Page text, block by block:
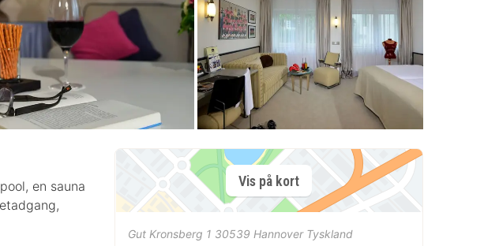
en sauna
Vis på kort
Gut Kronsberg 1 30539 Hannover Tyskland